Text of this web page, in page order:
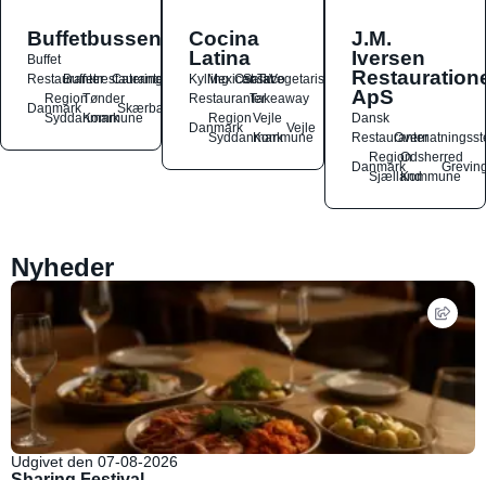
Buffetbussen
Buffet
Restauranter
Buffetrestauranter
Catering
Danmark
Region
Syddanmark
Tønder
Kommune
Skærbæk
Cocina
Latina
Kylling
Mexicansk
OstSalat
TacoVegetarisk
RestauranterTakeaway
Danmark
Region
Syddanmark
Vejle
Kommune
Vejle
J.M.
Iversen
ApS
Dansk
Restauranter
Danmark
Region
Sjælland
Odsherred
Kommune
Nyheder
Udgivet den 07-08-2026